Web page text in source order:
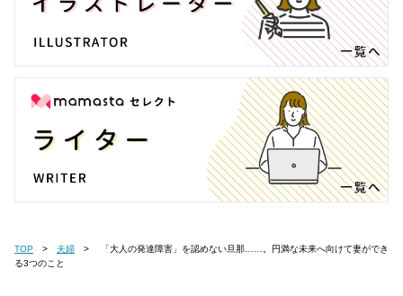
TOP 夫婦
る3つのこと